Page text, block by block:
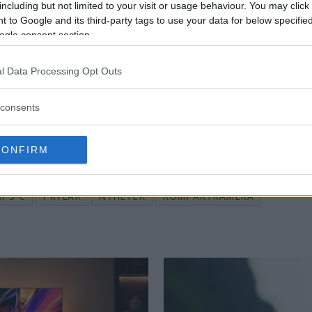
but not limited to your visit or usage behaviour. You may
to Google and its third-party tags to use your data for below
consent section.
Data Processing Opt Outs
att tillverkas. Men skillnaderna
har fått diamantgravyr på objektivet som berättar
mot standardvarianten.
är för ävrigt
börjar den bli till åran och det vore itnressant att
medFujifilm X100T, Nikon Coolpix Aoch
C PRYLAR NYHETER KOMPAKTKAMERA